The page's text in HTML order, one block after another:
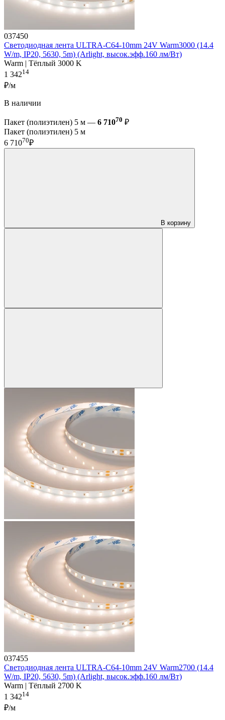
037450
Светодиодная лента ULTRA-C64-10mm 24V Warm3000 (14.4
W/m, IP20, 5630, 5m) (Arlight, высок.эфф.160 лм/Вт)
Warm | Тёплый 3000 K
1 34214
₽/м
В наличии
Пакет (полиэтилен) 5 м — 6 71070 ₽
Пакет (полиэтилен) 5 м
6 71070₽
В корзину
037455
Светодиодная лента ULTRA-C64-10mm 24V Warm2700 (14.4
W/m, IP20, 5630, 5m) (Arlight, высок.эфф.160 лм/Вт)
Warm | Тёплый 2700 K
1 34214
₽/м